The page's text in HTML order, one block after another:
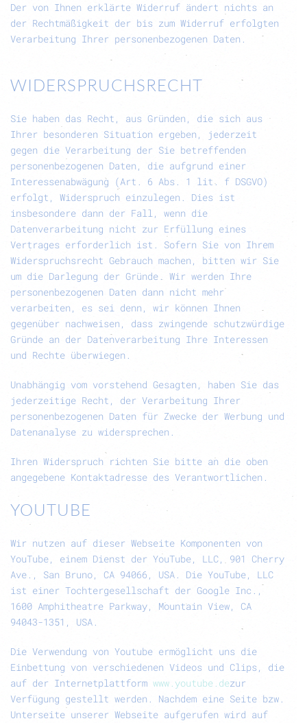
Der von Ihnen erklärte Widerruf ändert nichts an
der Rechtmäßigkeit der bis zum Widerruf erfolgten
Verarbeitung Ihrer personenbezogenen Daten.
WIDERSPRUCHSRECHT
Sie haben das Recht, aus Gründen, die sich aus
Ihrer besonderen Situation ergeben, jederzeit
gegen die Verarbeitung der Sie betreffenden
personenbezogenen Daten, die aufgrund einer
Interessenabwägung (Art. 6 Abs. 1 lit. f DSGVO)
erfolgt, Widerspruch einzulegen. Dies ist
insbesondere dann der Fall, wenn die
Datenverarbeitung nicht zur Erfüllung eines
Vertrages erforderlich ist. Sofern Sie von Ihrem
Widerspruchsrecht Gebrauch machen, bitten wir Sie
um die Darlegung der Gründe. Wir werden Ihre
personenbezogenen Daten dann nicht mehr
verarbeiten, es sei denn, wir können Ihnen
gegenüber nachweisen, dass zwingende schutzwürdige
Gründe an der Datenverarbeitung Ihre Interessen
und Rechte überwiegen.
Unabhängig vom vorstehend Gesagten, haben Sie das
jederzeitige Recht, der Verarbeitung Ihrer
personenbezogenen Daten für Zwecke der Werbung und
Datenanalyse zu widersprechen.
Ihren Widerspruch richten Sie bitte an die oben
angegebene Kontaktadresse des Verantwortlichen.
YOUTUBE
Wir nutzen auf dieser Webseite Komponenten von
YouTube, einem Dienst der YouTube, LLC, 901 Cherry
Ave., San Bruno, CA 94066, USA. Die YouTube, LLC
ist einer Tochtergesellschaft der Google Inc.,
1600 Amphitheatre Parkway, Mountain View, CA
94043-1351, USA.
Die Verwendung von Youtube ermöglicht uns die
Einbettung von verschiedenen Videos und Clips, die
auf der Internetplattform www.youtube.dezur
Verfügung gestellt werden. Nachdem eine Seite bzw.
Unterseite unserer Webseite aufgerufen wird auf